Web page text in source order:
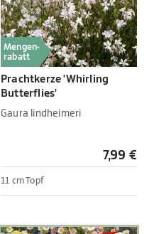
Mengen-
rabatt
Prachtkerze 'Whirling
Butterflies'
Gaura lindheimeri
7,99 €
11 cm Topf